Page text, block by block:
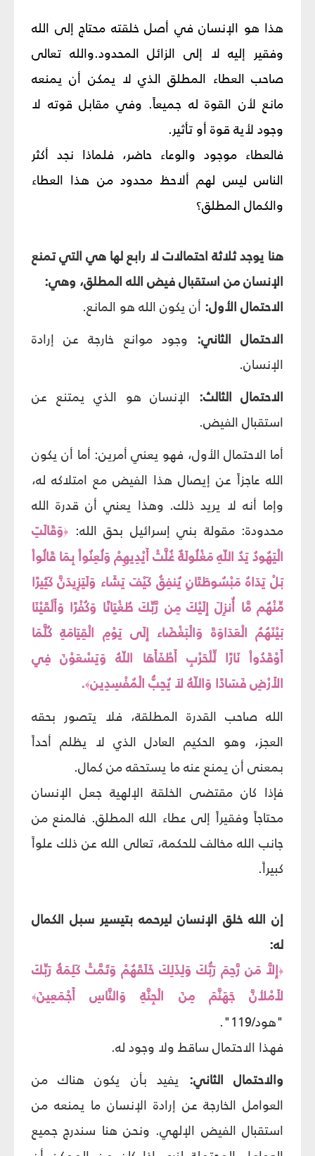
هذا هو الإنسان في أصل خلقته محتاج إلى الله
وفقير إليه لا إلى الزائل المحدود.والله تعالى
صاحب العطاء المطلق الذي لا يمكن أن يمنعه
مانع لأن القوة له جميعاً. وفي مقابل قوته لا
وجود لأية قوة أو تأثير.
فالعطاء موجود والوعاء حاضر، فلماذا نجد أكثر
الناس ليس لهم ألاحظ محدود من هذا العطاء
والكمال المطلق؟
هنا يوجد ثلاثة احتمالات لا رابع لها هي التي تمنع
الإنسان من استقبال فيض الله المطلق، وهي:
الاحتمال الأول: أن يكون الله هو المانع.
الاحتمال الثاني: وجود موانع خارجة عن إرادة
الإنسان.
الاحتمال الثالث: الإنسان هو الذي يمتنع عن
استقبال الفيض.
أما الاحتمال الأول، فهو يعني أمرين: أما أن يكون
الله عاجزاً عن إيصال هذا الفيض مع امتلاكه له،
وإما أنه لا يريد ذلك. وهذا يعني أن قدرة الله
محدودة: مقولة بني إسرائيل بحق الله:
﴿وَقَالَتِ
الْيَهُودُ يَدُ اللّهِ مَغْلُولَةٌ غُلَّتْ أَيْدِيهِمْ وَلُعِنُواْ بِمَا قَالُواْ
بَلْ يَدَاهُ مَبْسُوطَتَانِ يُنفِقُ كَيْفَ يَشَاء وَلَيَزِيدَنَّ كَثِيرًا
مِّنْهُم مَّا أُنزِلَ إِلَيْكَ مِن رَّبِّكَ طُغْيَانًا وَكُفْرًا وَأَلْقَيْنَا
بَيْنَهُمُ الْعَدَاوَةَ وَالْبَغْضَاء إِلَى يَوْمِ الْقِيَامَةِ كُلَّمَا
أَوْقَدُواْ نَارًا لِّلْحَرْبِ أَطْفَأَهَا اللّهُ وَيَسْعَوْنَ فِي
الأَرْضِ فَسَادًا وَاللّهُ لاَ يُحِبُّ الْمُفْسِدِين﴾.
الله صاحب القدرة المطلقة، فلا يتصور بحقه
العجز، وهو الحكيم العادل الذي لا يظلم أحداً
بمعنى أن يمنع عنه ما يستحقه من كمال.
فإذا كان مقتضى الخلقة الإلهية جعل الإنسان
محتاجاً وفقيراً إلى عطاء الله المطلق. فالمنع من
جانب الله مخالف للحكمة، تعالى الله عن ذلك علواً
كبيراً.
إن الله خلق الإنسان ليرحمه بتيسير سبل الكمال
له:
﴿إِلاَّ مَن رَّحِمَ رَبُّكَ وَلِذَلِكَ خَلَقَهُمْ وَتَمَّتْ كَلِمَةُ رَبِّكَ
لأَمْلأنَّ جَهَنَّمَ مِنَ الْجِنَّةِ وَالنَّاسِ أَجْمَعِينَ﴾
"هود/119".
فهذا الاحتمال ساقط ولا وجود له.
والاحتمال الثاني: يفيد بأن يكون هناك من
العوامل الخارجة عن إرادة الإنسان ما يمنعه من
استقبال الفيض الإلهي. ونحن هنا سندرج جميع